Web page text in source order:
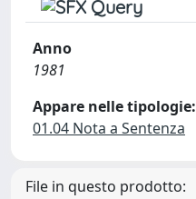
Anno
1981
Appare nelle tipologie:
01.04 Nota a Sentenza
File in questo prodotto: